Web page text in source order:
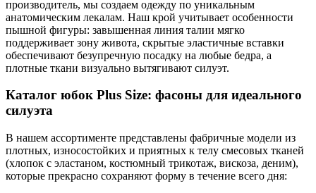
производитель, мы создаем одежду по уникальным
анатомическим лекалам. Наш крой учитывает особенности
пышной фигуры: завышенная линия талии мягко
поддерживает зону живота, скрытые эластичные вставки
обеспечивают безупречную посадку на любые бедра, а
плотные ткани визуально вытягивают силуэт.
Каталог юбок Plus Size: фасоны для идеального
силуэта
В нашем ассортименте представлены фабричные модели из
плотных, износостойких и приятных к телу смесовых тканей
(хлопок с эластаном, костюмный трикотаж, вискоза, деним),
которые прекрасно сохраняют форму в течение всего дня: